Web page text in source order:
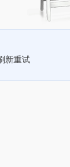
新重试